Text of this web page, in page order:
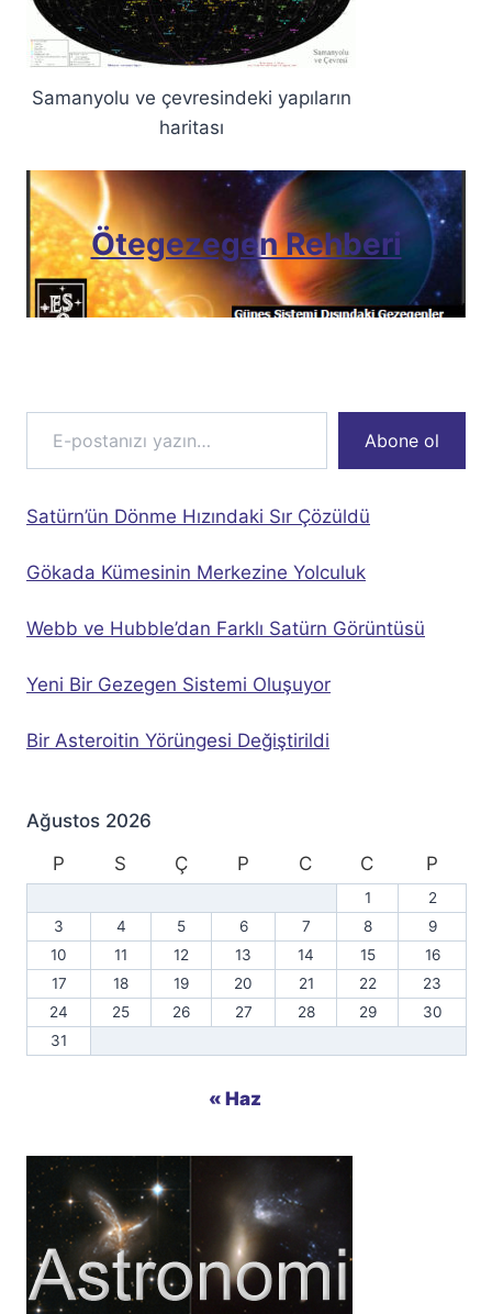
Samanyolu ve çevresindeki yapıların
haritası
Ötegezegen Rehberi
E-postanızı yazın…
Abone ol
Satürn’ün Dönme Hızındaki Sır Çözüldü
Gökada Kümesinin Merkezine Yolculuk
Webb ve Hubble’dan Farklı Satürn Görüntüsü
Yeni Bir Gezegen Sistemi Oluşuyor
Bir Asteroitin Yörüngesi Değiştirildi
Ağustos 2026
P
S Ç P C C P
1
2
3
4 5 6 7 8
9
10
11 12 13 14 15
16
17
18 19 20 21 22
23
24
25 26 27 28 29
30
31
« Haz